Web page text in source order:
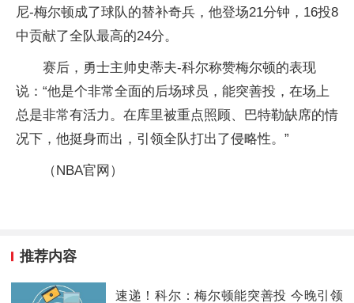
尼-梅尔顿成了球队的替补奇兵，他登场21分钟，16投8
中贡献了全队最高的24分。
赛后，勇士主帅史蒂夫-科尔称赞梅尔顿的表现
说：“他是个非常全面的后场球员，能突善投，在场上
总是非常有活力。在库里被重点照顾、巴特勒缺席的情
况下，他挺身而出，引领全队打出了侵略性。”
（NBA官网）
推荐内容
速递！科尔：梅尔顿能突善投 今晚引领